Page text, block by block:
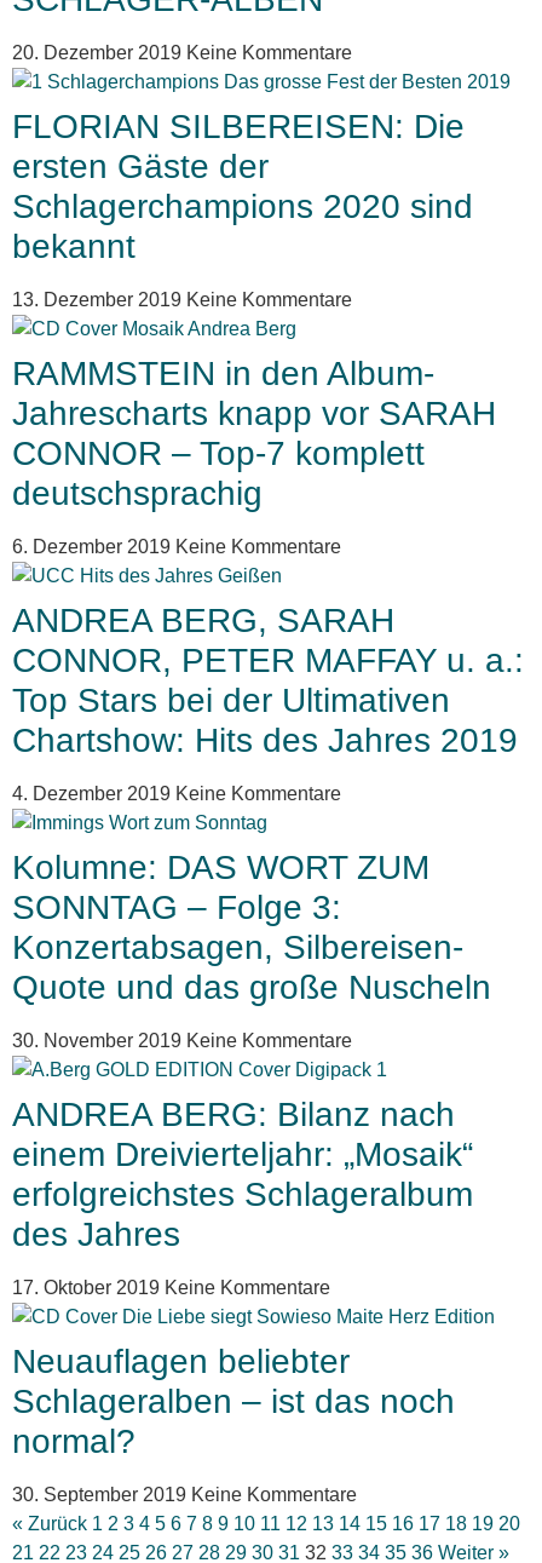
20. Dezember 2019 Keine Kommentare
FLORIAN SILBEREISEN: Die
ersten Gäste der
Schlagerchampions 2020 sind
bekannt
13. Dezember 2019 Keine Kommentare
RAMMSTEIN in den Album-
Jahrescharts knapp vor SARAH
CONNOR – Top-7 komplett
deutschsprachig
6. Dezember 2019 Keine Kommentare
ANDREA BERG, SARAH
CONNOR, PETER MAFFAY u. a.:
Top Stars bei der Ultimativen
Chartshow: Hits des Jahres 2019
4. Dezember 2019 Keine Kommentare
Kolumne: DAS WORT ZUM
SONNTAG – Folge 3:
Konzertabsagen, Silbereisen-
Quote und das große Nuscheln
30. November 2019 Keine Kommentare
ANDREA BERG: Bilanz nach
einem Dreivierteljahr: „Mosaik“
erfolgreichstes Schlageralbum
des Jahres
17. Oktober 2019 Keine Kommentare
Neuauflagen beliebter
Schlageralben – ist das noch
normal?
30. September 2019 Keine Kommentare
« Zurück 1 2 3 4 5 6 7 8 9 10 11 12 13 14 15 16 17 18 19 20
21 22 23 24 25 26 27 28 29 30 31 32 33 34 35 36 Weiter »